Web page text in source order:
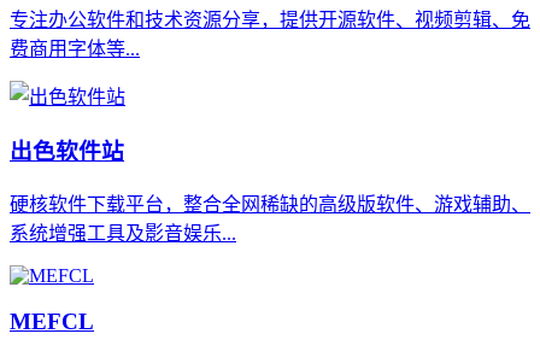
专注办公软件和技术资源分享，提供开源软件、视频剪辑、免
费商用字体等...
出色软件站
硬核软件下载平台，整合全网稀缺的高级版软件、游戏辅助、
系统增强工具及影音娱乐...
MEFCL